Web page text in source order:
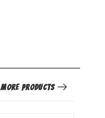
More Products